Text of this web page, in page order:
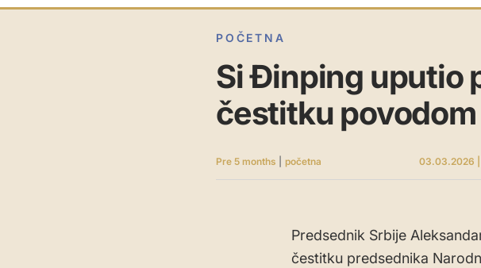
POČETNA
Si Đinping uputio
čestitku
Pre 5 months početna 03.03.2026
Predsednik Srbije
čestitku predsednika